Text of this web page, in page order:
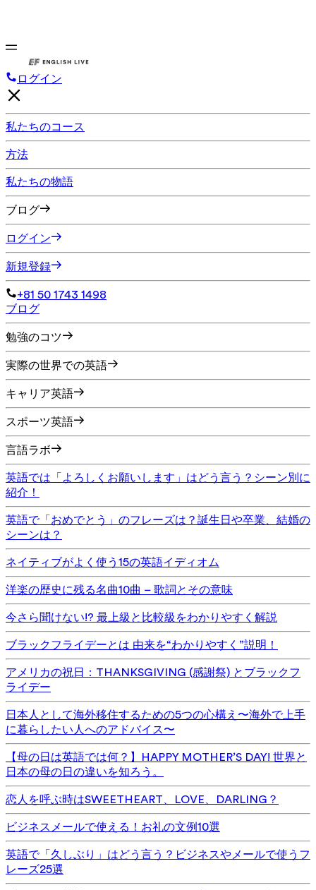
ログイン
私たちのコース
方法
私たちの物語
ブログ
ログイン
新規登録
+81 50 1743 1498
ブログ
勉強のコツ
実際の世界での英語
キャリア英語
スポーツ英語
言語ラボ
英語では「よろしくお願いします」はどう言う？シーン別に
紹介！
英語で「おめでとう」のフレーズは？誕生日や卒業、結婚の
シーンは？
ネイティブがよく使う15の英語イディオム
洋楽の歴史に残る名曲10曲 – 歌詞とその意味
今さら聞けない!? 最上級と比較級をわかりやすく解説
ブラックフライデーとは 由来を“わかりやすく”説明！
アメリカの祝日：THANKSGIVING (感謝祭) とブラックフ
ライデー
日本人として海外移住するための5つの心構え〜海外で上手
に暮らしたい人へのアドバイス〜
【母の日は英語では何？】HAPPY MOTHER’S DAY! 世界と
日本の母の日の違いを知ろう。
恋人を呼ぶ時はSWEETHEART、LOVE、DARLING？
ビジネスメールで使える！お礼の文例10選
英語で「久しぶり」はどう言う？ビジネスやメールで使うフ
レーズ25選